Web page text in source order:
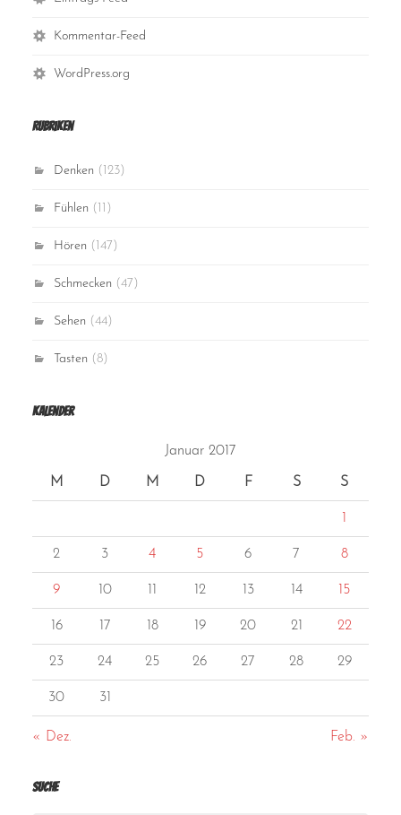
Kommentar-Feed
WordPress.org
Rubriken
Denken (123)
Fühlen (11)
Hören (147)
Schmecken (47)
Sehen (44)
Tasten (8)
Kalender
Januar 2017
M D M D F S S
1
2 3 4 5 6 7 8
9 10 11 12 13 14 15
16 17 18 19 20 21 22
23 24 25 26 27 28 29
30 31
« Dez. Feb. »
Suche